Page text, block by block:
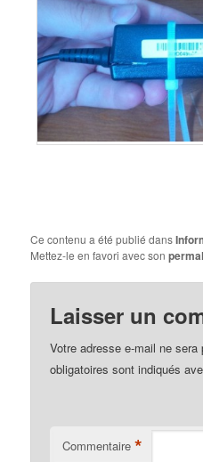
Ce contenu a été publié dans
Mettez-le en favori avec son
Laisser un
Votre adresse e-mail ne sera
obligatoires sont indiqués
Commentaire *